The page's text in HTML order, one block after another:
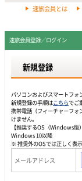
速旅会員とは
速旅会員登録／ログイン
新規登録
パソコンおよびスマートフォ
新規登録の手順はこちらでご
携帯電話（フィーチャーフ
けません。
【推奨するOS（Windows版
Windows 10以降
※ 推奨外のOSでは正しく表
メールアドレス